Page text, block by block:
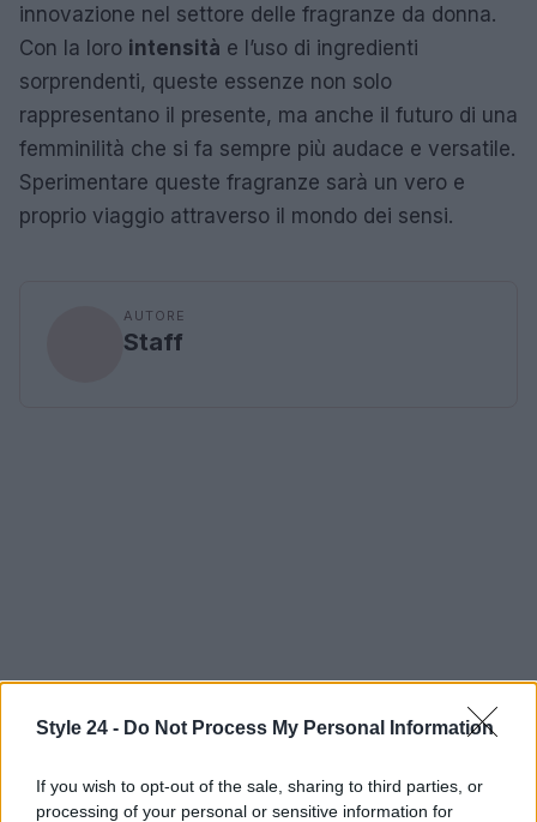
Style 24 - Do Not Process My Personal Information
If you wish to opt-out of the sale, sharing to third parties, or
processing of your personal or sensitive information for
innovazione nel settore delle fragranze da donna.
Con la loro intensità e l’uso di ingredienti
sorprendenti, queste essenze non solo
rappresentano il presente, ma anche il futuro di una
femminilità che si fa sempre più audace e versatile.
Sperimentare queste fragranze sarà un vero e
proprio viaggio attraverso il mondo dei sensi.
AUTORE
Staff